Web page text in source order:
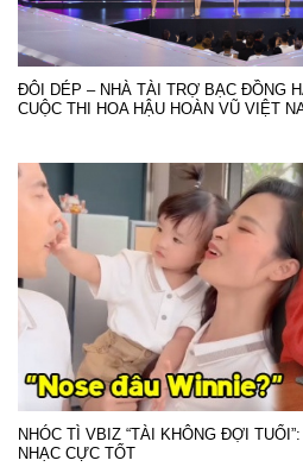
ĐÔI DÉP – NHÀ TÀI TRỢ BẠC ĐỒNG
CUỘC THI HOA HẬU HOÀN VŨ VIỆT
NHÓC TÌ VBIZ “TÀI KHÔNG ĐỢI
NHẠC CỰC TỐT